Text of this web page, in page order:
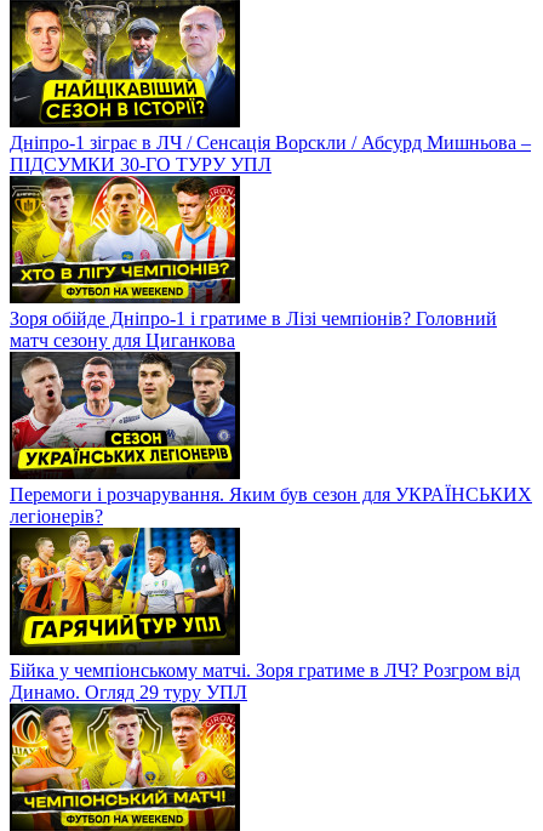
Дніпро-1 зіграє в ЛЧ / Сенсація Ворскли / Абсурд Мишньова –
ПІДСУМКИ 30-ГО ТУРУ УПЛ
Зоря обійде Дніпро-1 і гратиме в Лізі чемпіонів? Головний
матч сезону для Циганкова
Перемоги і розчарування. Яким був сезон для УКРАЇНСЬКИХ
легіонерів?
Бійка у чемпіонському матчі. Зоря гратиме в ЛЧ? Розгром від
Динамо. Огляд 29 туру УПЛ